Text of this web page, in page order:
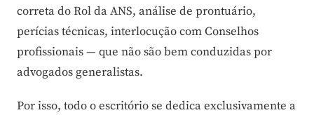
correta do Rol da ANS, análise de prontuário,
perícias técnicas, interlocução com Conselhos
profissionais — que não são bem conduzidas por
advogados generalistas.
Por isso, todo o escritório se dedica exclusivamente a